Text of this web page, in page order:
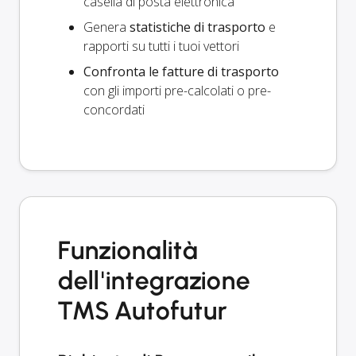
Genera statistiche di trasporto e
rapporti su tutti i tuoi vettori
Confronta le fatture di trasporto
con gli importi pre-calcolati o pre-
concordati
Funzionalità
dell'integrazione
TMS Autofutur